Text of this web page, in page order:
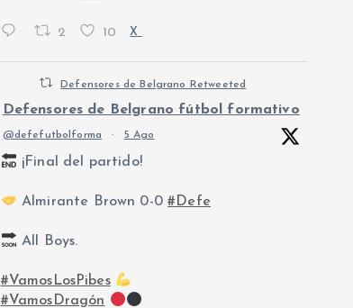
2 10 X
Defensores de Belgrano Retweeted
Defensores de Belgrano fútbol formativo
@defefutbolforma · 5 Ago
¡Final del partido!
Almirante Brown 0-0#Defe
All Boys.
#VamosLosPibes
#VamosDragón